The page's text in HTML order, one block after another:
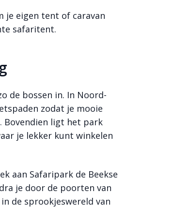
je eigen tent of caravan
safaritent.
de bossen in. In Noord-
zodat je mooie
Bovendien ligt het park
je lekker kunt winkelen
aan Safaripark de Beekse
je door de poorten van
de sprookjeswereld van